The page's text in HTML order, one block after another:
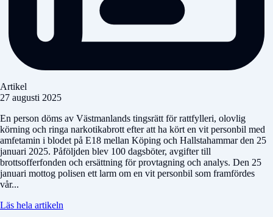
Artikel
27 augusti 2025
En person döms av Västmanlands tingsrätt för rattfylleri, olovlig
körning och ringa narkotikabrott efter att ha kört en vit personbil med
amfetamin i blodet på E18 mellan Köping och Hallstahammar den 25
januari 2025. Påföljden blev 100 dagsböter, avgifter till
brottsofferfonden och ersättning för provtagning och analys. Den 25
januari mottog polisen ett larm om en vit personbil som framfördes
vår...
Läs hela artikeln